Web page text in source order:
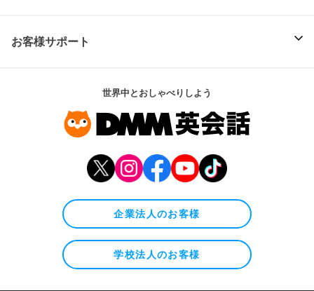
お客様サポート
世界中とおしゃべりしよう
企業法人のお客様
学校法人のお客様